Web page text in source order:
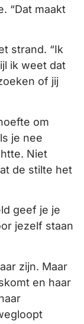
“Dat maakt
strand. “Ik
ik weet dat
of jij
om
je nee
Niet
de stilte het
geef je je
jezelf staan
zijn. Maar
en haar